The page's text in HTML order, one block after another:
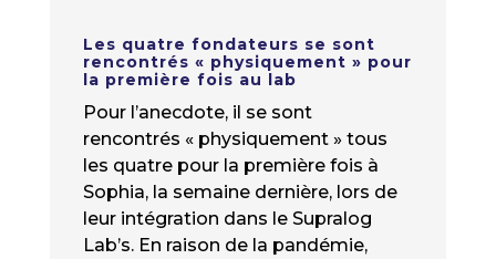
Les quatre fondateurs se sont
rencontrés « physiquement » pour
la première fois au lab
Pour l’anecdote, il se sont
rencontrés « physiquement » tous
les quatre pour la première fois à
Sophia, la semaine dernière, lors de
leur intégration dans le Supralog
Lab’s. En raison de la pandémie,